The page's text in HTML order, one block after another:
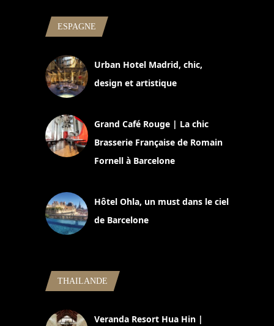
ESPAGNE
Urban Hotel Madrid, chic,
design et artistique
Grand Café Rouge | La chic
Brasserie Française de Romain
Fornell à Barcelone
Hôtel Ohla, un must dans le ciel
de Barcelone
THAILANDE
Veranda Resort Hua Hin |